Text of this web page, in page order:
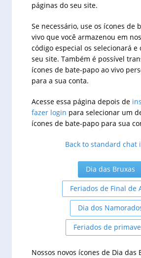
páginas do seu site.
Se necessário, use os ícones de
vivo que você armazenou em
código especial os selecionará e
seu site. Também é possível
ícones de bate-papo ao vivo
para a sua conta.
Acesse essa página depois de
fazer login para selecionar um
ícones de bate-papo para sua
Back to standard chat
Dia das Bruxas
Feriados de Final de
Dia dos
Feriados de
Nossos novos ícones de Dia das